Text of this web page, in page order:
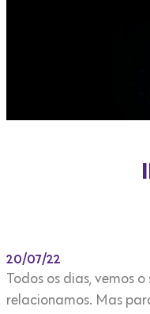
20/07/22
Todos os dias, vemos
relacionamos. Mas